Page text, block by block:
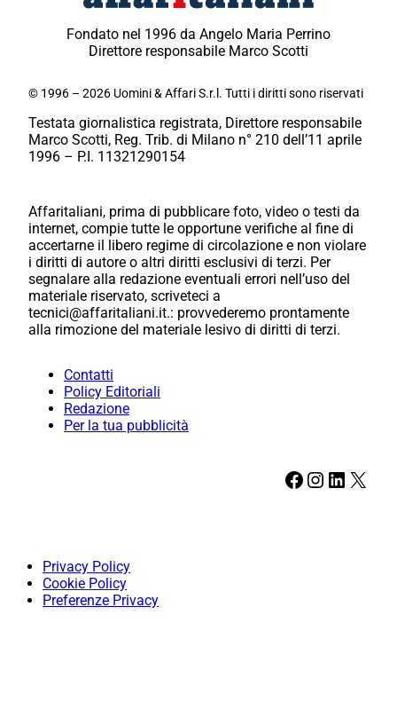
Fondato nel 1996 da Angelo Maria Perrino
Direttore responsabile Marco Scotti
© 1996 – 2026 Uomini & Affari S.r.l. Tutti i diritti sono riservati
Testata giornalistica registrata, Direttore responsabile
Marco Scotti, Reg. Trib. di Milano n° 210 dell’11 aprile
1996 – P.I. 11321290154
Affaritaliani, prima di pubblicare foto, video o testi da
internet, compie tutte le opportune verifiche al fine di
accertarne il libero regime di circolazione e non violare
i diritti di autore o altri diritti esclusivi di terzi. Per
segnalare alla redazione eventuali errori nell’uso del
materiale riservato, scriveteci a
tecnici@affaritaliani.it.: provvederemo prontamente
alla rimozione del materiale lesivo di diritti di terzi.
Contatti
Policy Editoriali
Redazione
Per la tua pubblicità
Facebook Instagram LinkedIn X
Privacy Policy
Cookie Policy
Preferenze Privacy